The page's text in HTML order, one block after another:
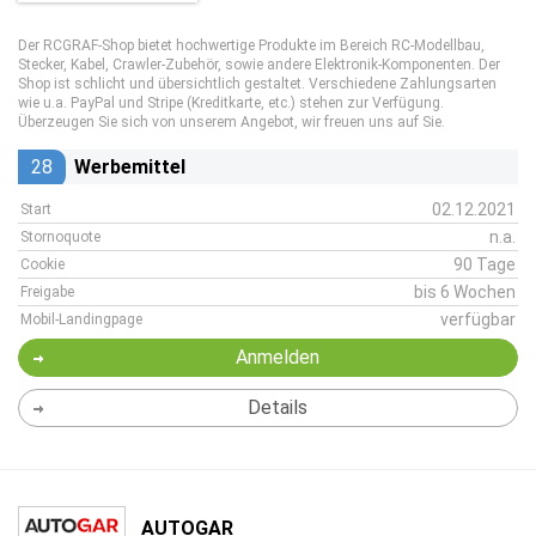
Der RCGRAF-Shop bietet hochwertige Produkte im Bereich RC-Modellbau,
Stecker, Kabel, Crawler-Zubehör, sowie andere Elektronik-Komponenten. Der
Shop ist schlicht und übersichtlich gestaltet. Verschiedene Zahlungsarten
wie u.a. PayPal und Stripe (Kreditkarte, etc.) stehen zur Verfügung.
Überzeugen Sie sich von unserem Angebot, wir freuen uns auf Sie.
28 Werbemittel
Start 02.12.2021
Stornoquote n.a.
Cookie 90 Tage
Freigabe bis 6 Wochen
Mobil-Landingpage verfügbar
Anmelden
Details
AUTOGAR